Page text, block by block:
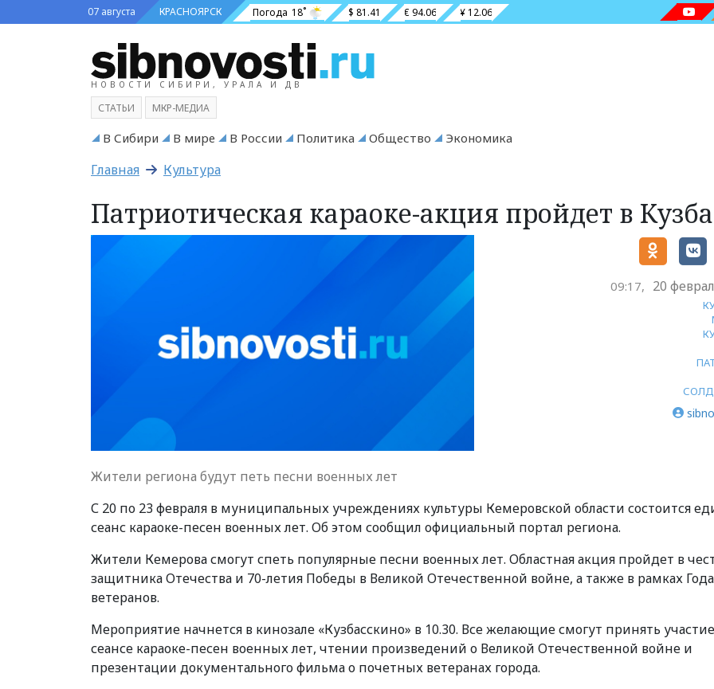
07 августа КРАСНОЯРСК Погода 18˚ $ 81.41 € 94.06 ¥ 12.06
НОВОСТИ СИБИРИ, УРАЛА И ДВ
СТАТЬИ МКР-МЕДИА
В Сибири В мире В России Политика Общество Экономика
Главная Культура
Патриотическая караоке-акция пройдет в
09:17, 20
Жители региона будут петь песни военных лет
С 20 по 23 февраля в муниципальных учреждениях культуры Кемеровской области состоится
сеанс караоке-песен военных лет. Об этом сообщил официальный портал региона.
Жители Кемерова смогут спеть популярные песни военных лет. Областная акция пройдет в
защитника Отечества и 70-летия Победы в Великой Отечественной войне, а также в рамках Года
ветеранов.
Мероприятие начнется в кинозале «Кузбасскино» в 10.30. Все желающие смогут принять
сеансе караоке-песен военных лет, чтении произведений о Великой Отечественной войне и
презентации документального фильма о почетных ветеранах города.